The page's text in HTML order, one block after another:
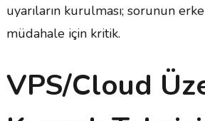
uyarıların kurulması; sorunun
müdahale için kritik.
VPS/Cloud